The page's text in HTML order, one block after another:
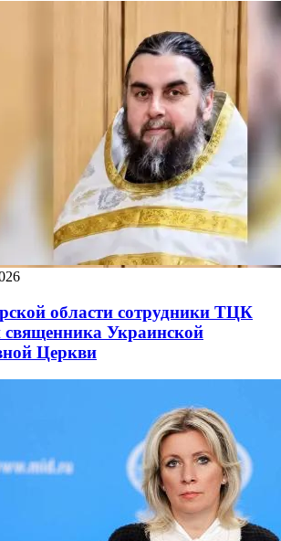
области сотрудники ТЦК
священника Украинской
Церкви